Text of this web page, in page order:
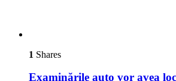
1 Shares
Examinările auto vor avea